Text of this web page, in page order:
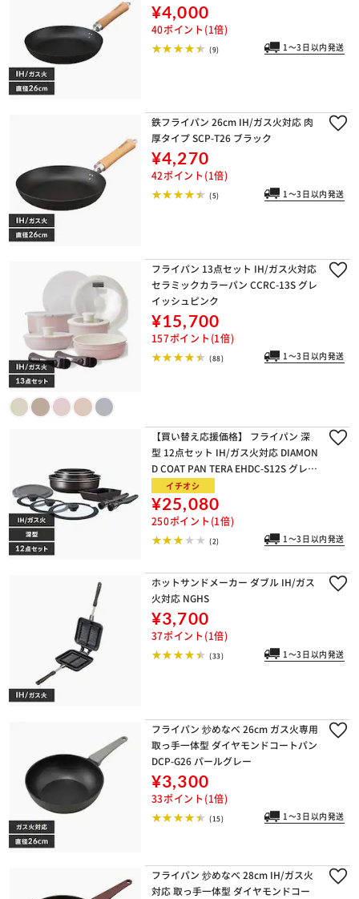
¥4,000
40ポイント(1倍)
(9) 1～3日以内発送
鉄フライパン 26cm IH/ガス火対応 肉
厚タイプ SCP-T26 ブラック
¥4,270
42ポイント(1倍)
(5) 1～3日以内発送
フライパン 13点セット IH/ガス火対応
セラミックカラーパン CCRC-13S グレ
イッシュピンク
¥15,700
157ポイント(1倍)
(88) 1～3日以内発送
【買い替え応援価格】 フライパン 深
型 12点セット IH/ガス火対応 DIAMON
D COAT PAN TERA EHDC-S12S グレイ
ッシュブラウン
イチオシ
¥25,080
250ポイント(1倍)
(2) 1～3日以内発送
ホットサンドメーカー ダブル IH/ガス
火対応 NGHS
¥3,700
37ポイント(1倍)
(33) 1～3日以内発送
フライパン 炒めなべ 26cm ガス火専用
取っ手一体型 ダイヤモンドコートパン
DCP-G26 パールグレー
¥3,300
33ポイント(1倍)
(15) 1～3日以内発送
フライパン 炒めなべ 28cm IH/ガス火
対応 取っ手一体型 ダイヤモンドコー